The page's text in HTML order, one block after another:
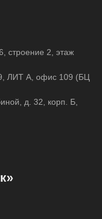
строение 2, этаж
ЛИТ А, офис 109 (БЦ
д. 32, корп. Б,